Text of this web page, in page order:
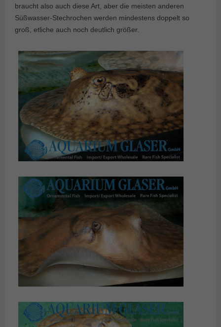
braucht also auch diese Art, aber die meisten anderen
Süßwasser-Stechrochen werden mindestens doppelt so
groß, etliche auch noch deutlich größer.